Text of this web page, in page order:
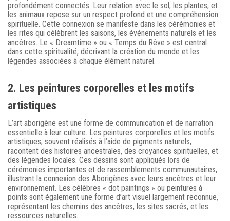
profondément connectés. Leur relation avec le sol, les plantes, et
les animaux repose sur un respect profond et une compréhension
spirituelle. Cette connexion se manifeste dans les cérémonies et
les rites qui célèbrent les saisons, les événements naturels et les
ancêtres. Le « Dreamtime » ou « Temps du Rêve » est central
dans cette spiritualité, décrivant la création du monde et les
légendes associées à chaque élément naturel.
2. Les peintures corporelles et les motifs
artistiques
L’art aborigène est une forme de communication et de narration
essentielle à leur culture. Les peintures corporelles et les motifs
artistiques, souvent réalisés à l’aide de pigments naturels,
racontent des histoires ancestrales, des croyances spirituelles, et
des légendes locales. Ces dessins sont appliqués lors de
cérémonies importantes et de rassemblements communautaires,
illustrant la connexion des Aborigènes avec leurs ancêtres et leur
environnement. Les célèbres « dot paintings » ou peintures à
points sont également une forme d’art visuel largement reconnue,
représentant les chemins des ancêtres, les sites sacrés, et les
ressources naturelles.